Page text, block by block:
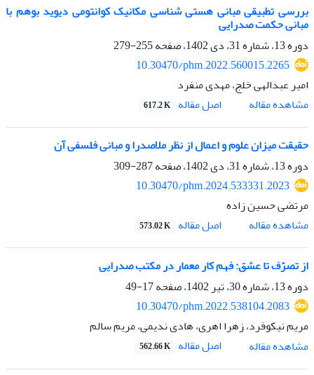
بررسی تطبیقی مبانی هستی شناسی مکانیک کوانتومی دیوید بوهم با
مبانی حکمت صدرایی
دوره 13، شماره 31، دی 1402، صفحه
255-279
10.30470/phm.2022.560015.2265
امیر عبدالهی خلج، مهدی منفرد
مشاهده مقاله
اصل مقاله 617.2 K
حقیقت میزان علوم و اعمال از نظر ملاصدرا و مبانی فلسفی آن
دوره 13، شماره 31، دی 1402، صفحه
287-309
10.30470/phm.2024.533331.2023
مرتضی حسین زاده
مشاهده مقاله
اصل مقاله 573.02 K
از تصرّف تا عشق: فهم کار معمار در مکتب صدرایی
دوره 13، شماره 30، تیر 1402، صفحه
17-49
10.30470/phm.2022.538104.2083
مریم نیکوفرد، زهرا اهری، هادی ندیمی، مریم سالم
مشاهده مقاله
اصل مقاله 562.66 K